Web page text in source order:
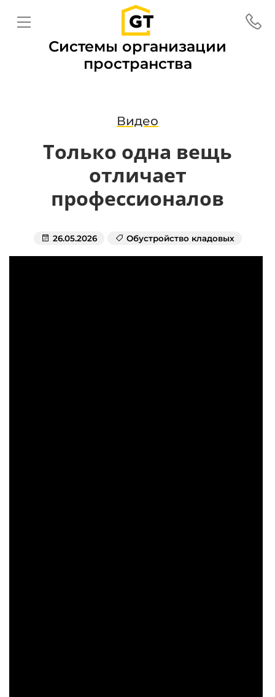
Системы организации
пространства
Видео
Только одна вещь
отличает
профессионалов
26.05.2026 Обустройство кладовых